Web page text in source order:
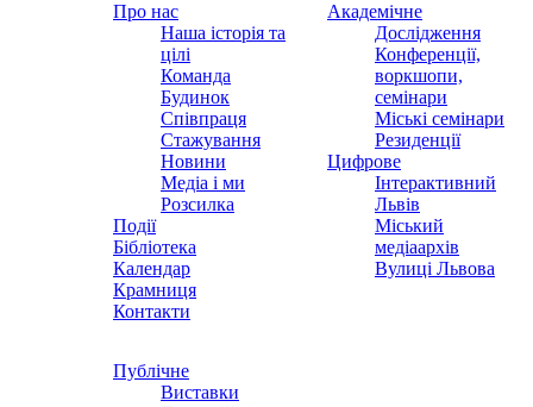
Про нас
Наша історія та
цілі
Команда
Будинок
Співпраця
Стажування
Новини
Медіа і ми
Розсилка
Події
Бібліотека
Календар
Крамниця
Контакти
Академічне
Дослідження
Конференції,
воркшопи,
семінари
Міські семінари
Резиденції
Цифрове
Інтерактивний
Львів
Міський
медіаархів
Вулиці Львова
Публічне
Виставки